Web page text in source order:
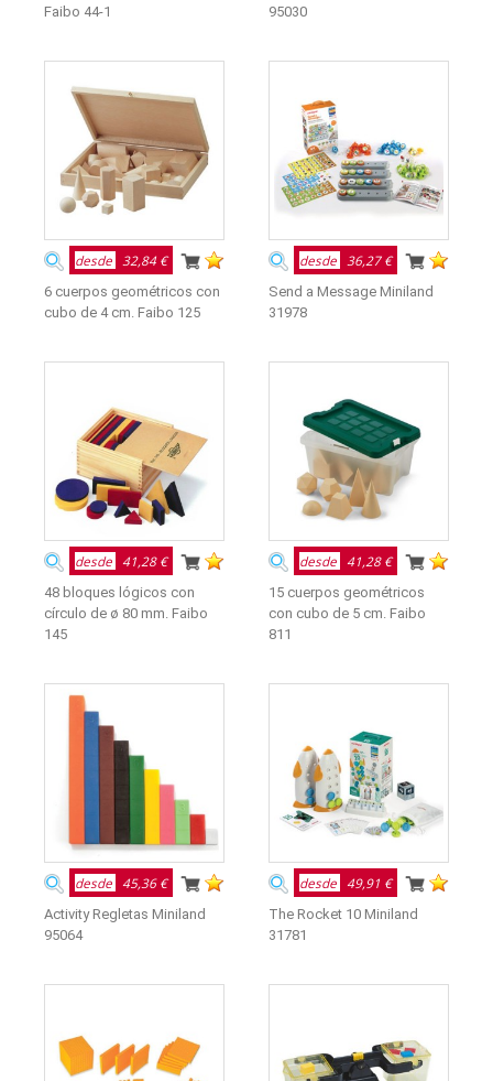
Faibo 44-1
95030
desde 32,84 €
6 cuerpos geométricos con
cubo de 4 cm. Faibo 125
desde 36,27 €
Send a Message Miniland
31978
desde 41,28 €
48 bloques lógicos con
círculo de ø 80 mm. Faibo
145
desde 41,28 €
15 cuerpos geométricos
con cubo de 5 cm. Faibo
811
desde 45,36 €
Activity Regletas Miniland
95064
desde 49,91 €
The Rocket 10 Miniland
31781